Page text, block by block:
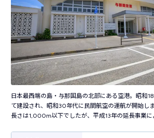
日本最西端の島・与那国島の北部にある空港。昭和
て建設され、昭和30年代に民間航空の運航が開始し
長さは1,000m以下でしたが、平成13年の延長事業